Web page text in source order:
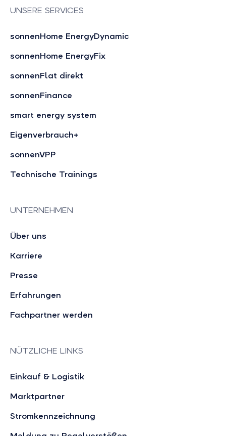
UNSERE SERVICES
sonnenHome EnergyDynamic
sonnenHome EnergyFix
sonnenFlat direkt
sonnenFinance
smart energy system
Eigenverbrauch+
sonnenVPP
Technische Trainings
UNTERNEHMEN
Über uns
Karriere
Presse
Erfahrungen
Fachpartner werden
NÜTZLICHE LINKS
Einkauf & Logistik
Marktpartner
Stromkennzeichnung